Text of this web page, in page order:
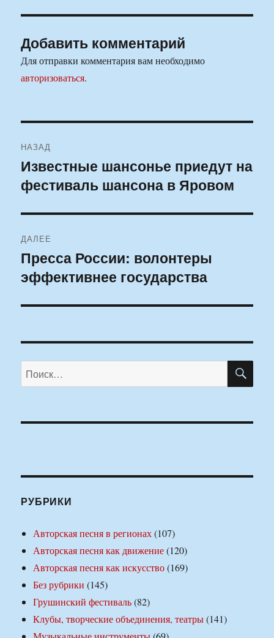
Добавить комментарий
Для отправки комментария вам необходимо
авторизоваться.
по
записям
НАЗАД
Предыдущая
запись:
Известные шансонье приедут на
фестиваль шансона в Яровом
ДАЛЕЕ
Следующая
запись:
Пресса России: волонтеры
эффективнее государства
Искать:
РУБРИКИ
Авторская песня в регионах(107)
Авторская песня как движение(120)
Авторская песня как искусство(169)
Без рубрики (145)
Грушинский фестиваль(82)
Клубы, творческие объединения, театры(141)